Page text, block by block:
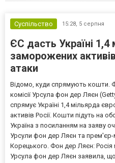
Суспільство 15:28, 5 серпня
ЄС дасть Україні
заморожених
атаки
Відомо, куди спрямують кошти.
комісії Урсула фон дер Ляєн
спрямує Україні 1,4 мільярда
активів Росії. Кошти підуть на
Україна з посиланням на заяву
Урсули фон дер Ляєн та прем'єр-
Корецького. Фон дер Ляєн: Росія
Урсула фон дер Ляєн заявила,